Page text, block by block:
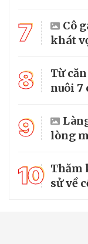
7
Cô
khát
8
Từ
nuôi 7
9
lòng
10 Thăm
sử về